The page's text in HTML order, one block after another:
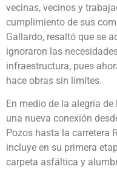
vecinas, vecinos y
cumplimiento de sus
Gallardo, resaltó que se
ignoraron las
infraestructura, pues
hace obras sin límites.
En medio de la alegría
una nueva conexión
Pozos hasta la carretera
incluye en su primera
carpeta asfáltica y